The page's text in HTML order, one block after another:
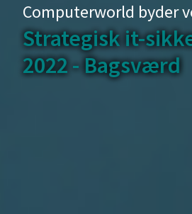
Computerworld byder
Strategisk it-
2022 - Bagsværd